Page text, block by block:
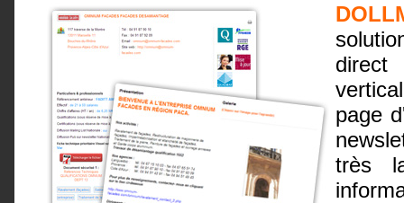
direct
page
très